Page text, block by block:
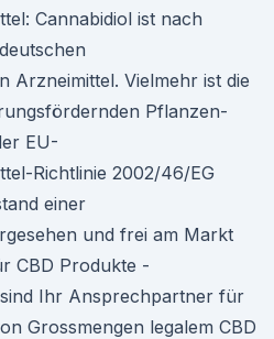
Cannabidiol ist nach
Arzneimittel. Vielmehr ist die
Pflanzen-
EU-
Richtlinie 2002/46/EG
einer
und frei am Markt
CBD Produkte -
Ihr Ansprechpartner für
Grossmengen legalem CBD